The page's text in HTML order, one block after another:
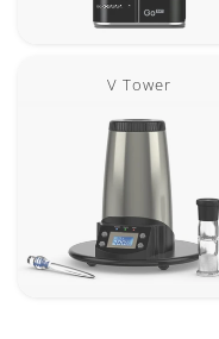
V Tower